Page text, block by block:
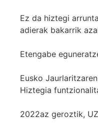
Ez da hiztegi
adierak bakarrik
Etengabe
Eusko
Hiztegia
2022az geroztik,